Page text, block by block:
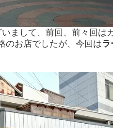
まして、前回、前々回は
のお店でしたが、今回はラ